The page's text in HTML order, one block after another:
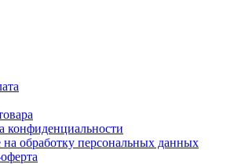
конфиденциальности
на обработку персональных данных